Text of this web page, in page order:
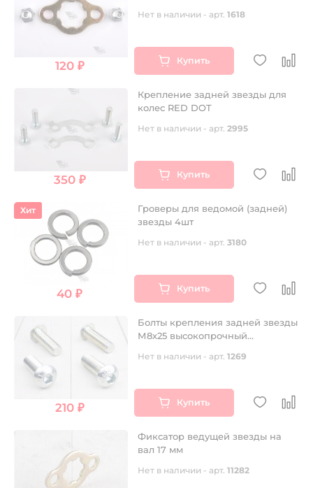
120 ₽
Нет в наличии - арт.1618
Купить
350 ₽
Крепление задней звезды для
колес RED DOT
Нет в наличии - арт.2995
Купить
Хит
40 ₽
Гроверы для ведомой (задней)
звезды 4шт
Нет в наличии - арт.3180
Купить
210 ₽
Болты крепления задней звезды
М8х25 высокопрочный
Нет в наличии - арт.1269
Купить
Фиксатор ведущей звезды на
вал 17 мм
Нет в наличии - арт.11282